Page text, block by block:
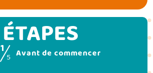
ÉTAPES
1
5 Avant de commencer(étape